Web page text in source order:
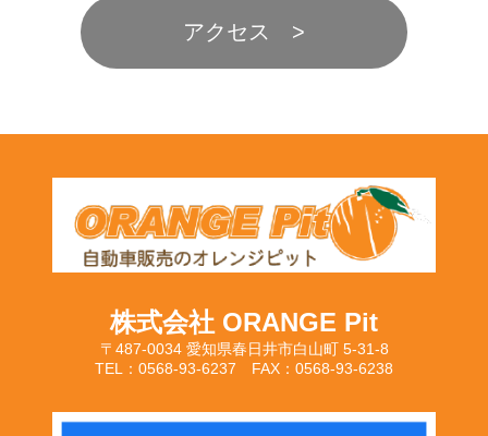
アクセス
株式会社 ORANGE Pit
〒487-0034 愛知県春日井市白山町 5-31-8
TEL：0568-93-6237 FAX：0568-93-6238